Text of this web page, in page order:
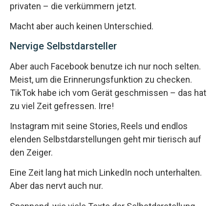
privaten – die verkümmern jetzt.
Macht aber auch keinen Unterschied.
Nervige Selbstdarsteller
Aber auch Facebook benutze ich nur noch selten.
Meist, um die Erinnerungsfunktion zu checken.
TikTok habe ich vom Gerät geschmissen – das hat
zu viel Zeit gefressen. Irre!
Instagram mit seine Stories, Reels und endlos
elenden Selbstdarstellungen geht mir tierisch auf
den Zeiger.
Eine Zeit lang hat mich LinkedIn noch unterhalten.
Aber das nervt auch nur.